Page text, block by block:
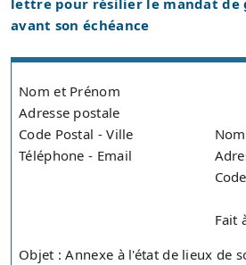
lettre pour résilier le mandat de
avant son échéance
Nom et Prénom
Adresse postale
Code Postal - Ville
Téléphone - Email
Fait
Objet : Annexe à l'état de lieux de